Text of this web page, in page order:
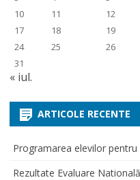
10
11 12
17
18 19
24
25 26
31
« iul.
ARTICOLE RECENTE
Programarea elevilor pentru
Rezultate Evaluare